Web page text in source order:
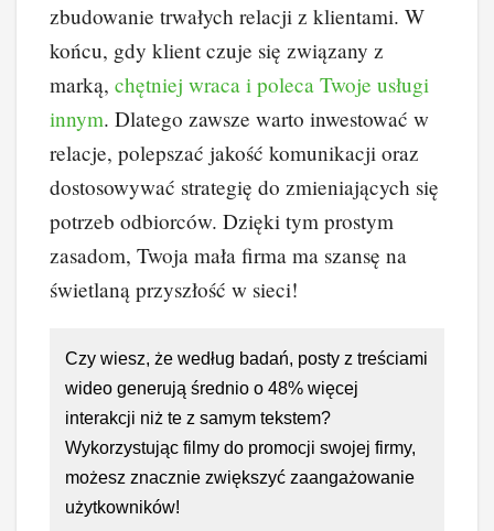
zbudowanie trwałych relacji z klientami. W
końcu, gdy klient czuje się związany z
marką, chętniej wraca i poleca Twoje usługi
innym. Dlatego zawsze warto inwestować w
relacje, polepszać jakość komunikacji oraz
dostosowywać strategię do zmieniających się
potrzeb odbiorców. Dzięki tym prostym
zasadom, Twoja mała firma ma szansę na
świetlaną przyszłość w sieci!
Czy wiesz, że według badań, posty z treściami
wideo generują średnio o 48% więcej
interakcji niż te z samym tekstem?
Wykorzystując filmy do promocji swojej firmy,
możesz znacznie zwiększyć zaangażowanie
użytkowników!